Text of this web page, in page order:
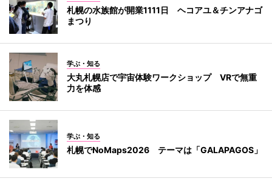
札幌の水族館が開業1111日 ヘコアユ＆チンアナゴ
まつり
学ぶ・知る
大丸札幌店で宇宙体験ワークショップ VRで無重
力を体感
学ぶ・知る
札幌でNoMaps2026 テーマは「GALAPAGOS」